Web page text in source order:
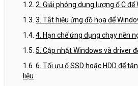
2. Giải phóng dung lượng ổ C
3. Tắt hiệu ứng đồ họa để
4. Hạn chế ứng dụng chạy nền
5. Cập nhật Windows và driver
6. Tối ưu ổ SSD hoặc HDD để
liệu